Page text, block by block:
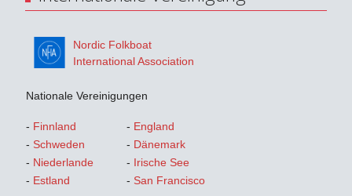
Nordic Folkboat
International Association
Nationale Vereinigungen
- Finnland - England
- Schweden - Dänemark
- Niederlande - Irische See
- Estland - San Francisco